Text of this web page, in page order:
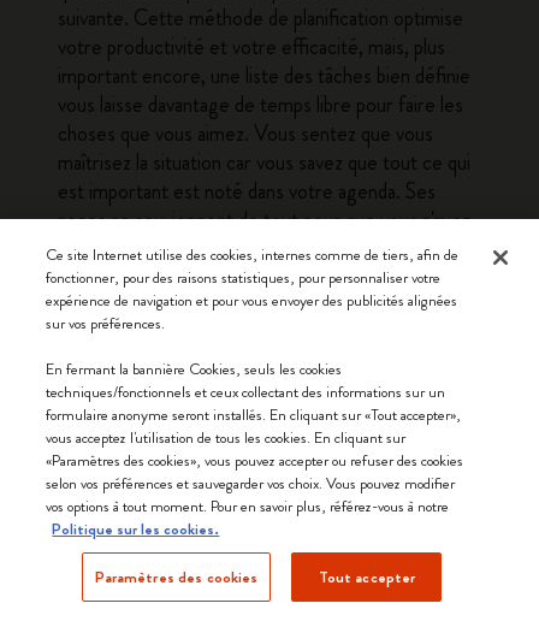
suivante. Cette méthode de planification optimise
votre productivité et votre efficacité, mais, plus
important encore, une liste des tâches bien définie
vous laisse davantage de temps libre pour faire les
choses que vous aimez. Vous sentez que vous
maîtrisez la situation car vous savez que tout ce qui
est important est noté dans votre agenda. Ses
pages se souviennent de tout pour que vous n'ayez
pas à le faire vous-même. Vous pouvez également
utiliser les plages horaires pour programmer des
pauses et vous assurer que la frénésie de la vie
quotidienne est contrebalancée par des moments
de détente et de repos.
Un agenda pour celles et ceux
qui ont une vie bien remplie
Commencez par noter vos activités hebdomadaires
dans votre agenda en début de semaine, afin d'avoir
immédiatement un aperçu général de tout ce qui
Ce site Internet utilise des cookies, internes comme de tiers, afin de
fonctionner, pour des raisons statistiques, pour personnaliser votre
expérience de navigation et pour vous envoyer des publicités alignées
sur vos préférences.
En fermant la bannière Cookies, seuls les cookies
techniques/fonctionnels et ceux collectant des informations sur un
formulaire anonyme seront installés. En cliquant sur «Tout accepter»,
vous acceptez l'utilisation de tous les cookies. En cliquant sur
«Paramètres des cookies», vous pouvez accepter ou refuser des cookies
selon vos préférences et sauvegarder vos choix. Vous pouvez modifier
vos options à tout moment. Pour en savoir plus, référez-vous à notre
Politique sur les cookies.
Paramètres des cookies Tout accepter